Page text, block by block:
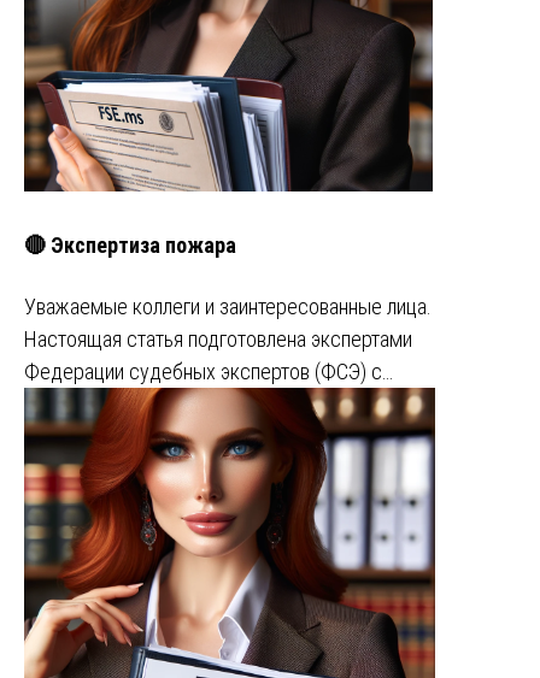
🔴 Экспертиза пожара
Уважаемые коллеги и заинтересованные лица.
Настоящая статья подготовлена экспертами
Федерации судебных экспертов (ФСЭ) с…